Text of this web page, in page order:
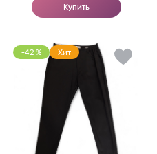
Купить
-42 % Хит